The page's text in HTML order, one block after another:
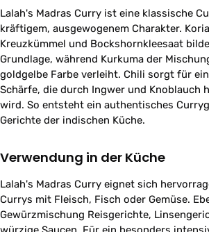
Lalah's Madras Curry ist eine klassische
kräftigem, ausgewogenem Charakter.
Kreuzkümmel und Bockshornkleesaat
Grundlage, während Kurkuma der
goldgelbe Farbe verleiht. Chili sorgt für
Schärfe, die durch Ingwer und Knoblauch
wird. So entsteht ein authentisches
Gerichte der indischen Küche.
Verwendung in der Küche
Lalah's Madras Curry eignet sich
Currys mit Fleisch, Fisch oder Gemüse.
Gewürzmischung Reisgerichte,